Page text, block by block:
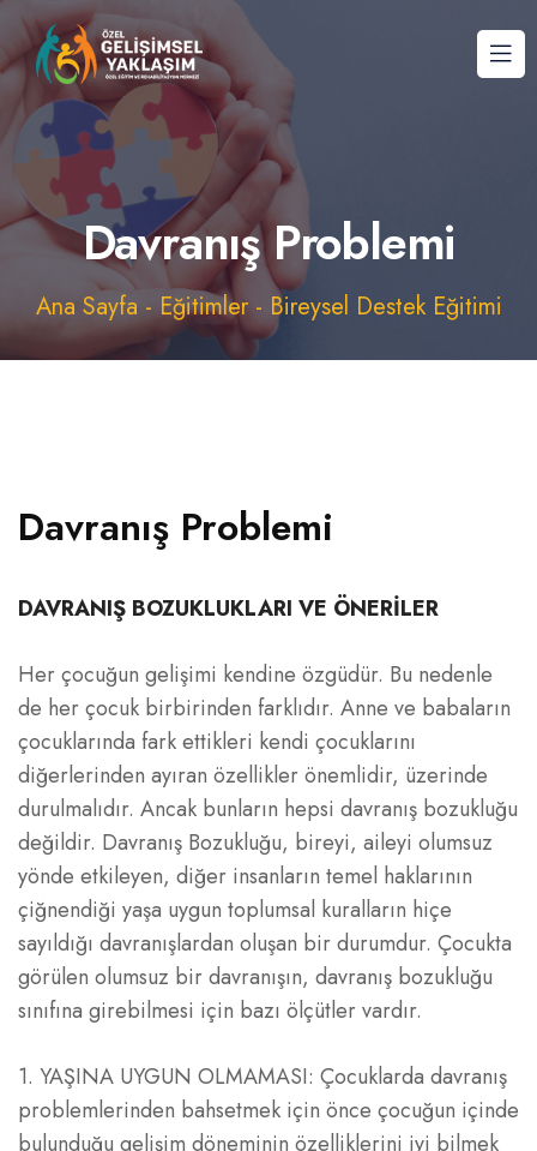
Davranış Problemi
Ana Sayfa -Eğitimler- Bireysel Destek Eğitimi
Davranış Problemi
DAVRANIŞ BOZUKLUKLARI VE ÖNERİLER
Her çocuğun gelişimi kendine özgüdür. Bu nedenle
de her çocuk birbirinden farklıdır. Anne ve babaların
çocuklarında fark ettikleri kendi çocuklarını
diğerlerinden ayıran özellikler önemlidir, üzerinde
durulmalıdır. Ancak bunların hepsi davranış bozukluğu
değildir. Davranış Bozukluğu, bireyi, aileyi olumsuz
yönde etkileyen, diğer insanların temel haklarının
çiğnendiği yaşa uygun toplumsal kuralların hiçe
sayıldığı davranışlardan oluşan bir durumdur. Çocukta
görülen olumsuz bir davranışın, davranış bozukluğu
sınıfına girebilmesi için bazı ölçütler vardır.
1. YAŞINA UYGUN OLMAMASI: Çocuklarda davranış
problemlerinden bahsetmek için önce çocuğun içinde
bulunduğu gelişim döneminin özelliklerini iyi bilmek